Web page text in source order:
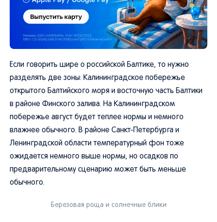
Если говорить шире о российской Балтике, то нужно
разделять две зоны: Калининградское побережье
открытого Балтийского моря и восточную часть Балтики
в районе Финского залива. На Калининградском
побережье август будет теплее нормы и немного
влажнее обычного. В районе Санкт-Петербурга и
Ленинградской области температурный фон тоже
ожидается немного выше нормы, но осадков по
предварительному сценарию может быть меньше
обычного.
Березовая роща и солнечные блики